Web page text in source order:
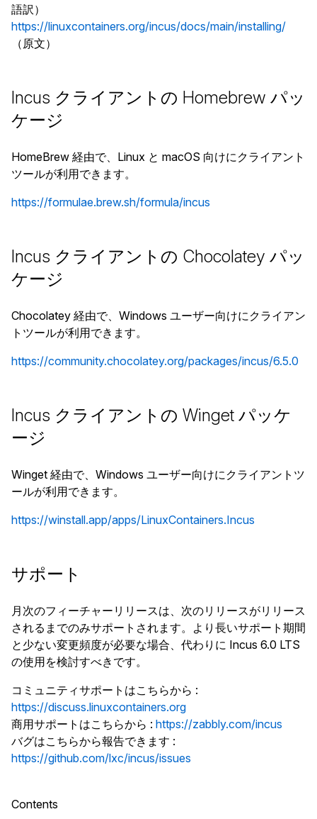
語訳）
https://linuxcontainers.org/incus/docs/main/installing/
（原文）
Incus クライアントの Homebrew パッ
ケージ
HomeBrew 経由で、Linux と macOS 向けにクライアント
ツールが利用できます。
https://formulae.brew.sh/formula/incus
Incus クライアントの Chocolatey パッ
ケージ
Chocolatey 経由で、Windows ユーザー向けにクライアン
トツールが利用できます。
https://community.chocolatey.org/packages/incus/6.5.0
Incus クライアントの Winget パッケ
ージ
Winget 経由で、Windows ユーザー向けにクライアントツ
ールが利用できます。
https://winstall.app/apps/LinuxContainers.Incus
サポート
月次のフィーチャーリリースは、次のリリースがリリース
されるまでのみサポートされます。より長いサポート期間
と少ない変更頻度が必要な場合、代わりに Incus 6.0 LTS
の使用を検討すべきです。
コミュニティサポートはこちらから :
https://discuss.linuxcontainers.org
商用サポートはこちらから : https://zabbly.com/incus
バグはこちらから報告できます :
https://github.com/lxc/incus/issues
Contents